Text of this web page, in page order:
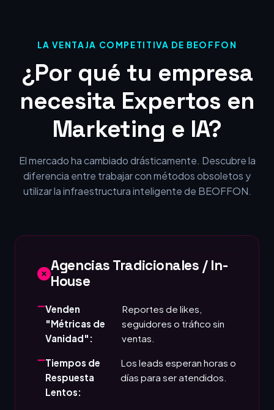
LA VENTAJA COMPETITIVA DE BEOFFON
¿Por qué tu empresa
necesita Expertos en
Marketing e IA?
El mercado ha cambiado drásticamente. Descubre la
diferencia entre trabajar con métodos obsoletos y
utilizar la infraestructura inteligente de BEOFFON.
Agencias Tradicionales / In-
House
Venden
"Métricas de
Vanidad":
Reportes de likes,
seguidores o tráfico sin
ventas.
Tiempos de
Respuesta
Lentos:
Los leads esperan horas o
días para ser atendidos.